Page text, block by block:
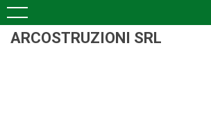
ARCOSTRUZIONI SRL